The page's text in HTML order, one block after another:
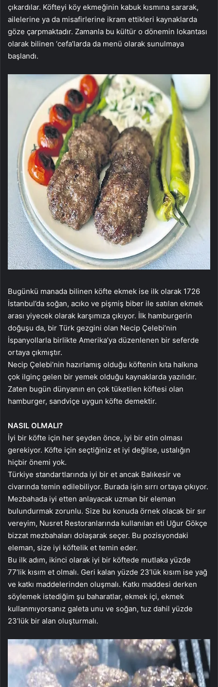
çıkardılar. Köfteyi köy ekmeğinin kabuk kısmına sararak,
ailelerine ya da misafirlerine ikram ettikleri kaynaklarda
göze çarpmaktadır. Zamanla bu kültür o dönemin lokantası
olarak bilinen ‘cefa’larda da menü olarak sunulmaya
başlandı.
Bugünkü manada bilinen köfte ekmek ise ilk olarak 1726
İstanbul’da soğan, acıko ve pişmiş biber ile satılan ekmek
arası yiyecek olarak karşımıza çıkıyor. İlk hamburgerin
doğuşu da, bir Türk gezgini olan Necip Çelebi’nin
İspanyollarla birlikte Amerika’ya düzenlenen bir seferde
ortaya çıkmıştır.
Necip Çelebi’nin hazırlamış olduğu köftenin kıta halkına
çok ilginç gelen bir yemek olduğu kaynaklarda yazılıdır.
Zaten bugün dünyanın en çok tüketilen köftesi olan
hamburger, sandviçe uygun köfte demektir.
NASIL OLMALI?
İyi bir köfte için her şeyden önce, iyi bir etin olması
gerekiyor. Köfte için seçtiğiniz et iyi değilse, ustalığın
hiçbir önemi yok.
Türkiye standartlarında iyi bir et ancak Balıkesir ve
civarında temin edilebiliyor. Burada işin sırrı ortaya çıkıyor.
Mezbahada iyi etten anlayacak uzman bir eleman
bulundurmak zorunlu. Size bu konuda örnek olacak bir sır
vereyim, Nusret Restoranlarında kullanılan eti Uğur Gökçe
bizzat mezbahaları dolaşarak seçer. Bu pozisyondaki
eleman, size iyi köftelik et temin eder.
Bu ilk adım, ikinci olarak iyi bir köftede mutlaka yüzde
77’lik kısım et olmalı. Geri kalan yüzde 23’lük kısım ise yağ
ve katkı maddelerinden oluşmalı. Katkı maddesi derken
söylemek istediğim şu baharatlar, ekmek içi, ekmek
kullanmıyorsanız galeta unu ve soğan, tuz dahil yüzde
23’lük bir alan oluşturmalı.